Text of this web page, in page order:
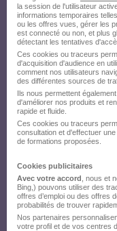
la session de l'utilisateur
informations temporaires
ou les offres vues, gérer les
est connecté ou non, et plus
détectant les tentatives
Ces cookies ou traceurs
d'acquisition d'audience en
comment nos utilisateurs
des différentes sources de
Ils nous permettent
d'améliorer nos produits et
rapide et fluide.
Ces cookies ou traceurs
consultation et d'effectuer
de formations proposées.
Cookies publicitaires
Avec votre accord , nous et
Bing,) pouvons utiliser des
offres d’emploi ou des offres
probabilités de trouver
Nos partenaires
votre profil et de vos centres